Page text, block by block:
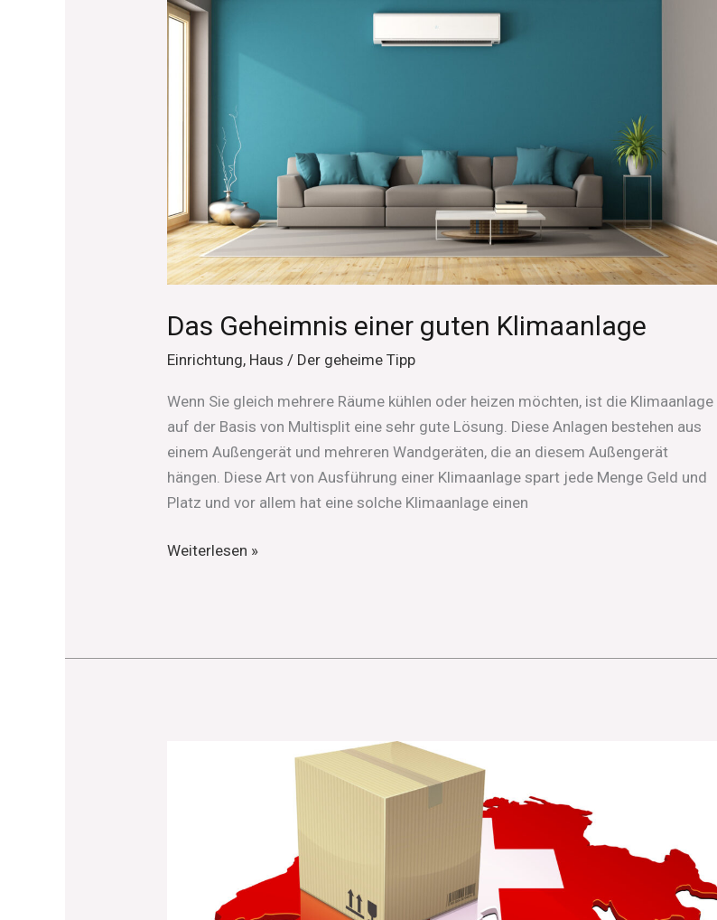
Das Geheimnis einer guten Klimaanlage
Einrichtung, Haus / Der geheime Tipp
Wenn Sie gleich mehrere Räume kühlen oder heizen möchten, ist die Klimaanlage
auf der Basis von Multisplit eine sehr gute Lösung. Diese Anlagen bestehen aus
einem Außengerät und mehreren Wandgeräten, die an diesem Außengerät
hängen. Diese Art von Ausführung einer Klimaanlage spart jede Menge Geld und
Platz und vor allem hat eine solche Klimaanlage einen
einer
Weiterlesen »